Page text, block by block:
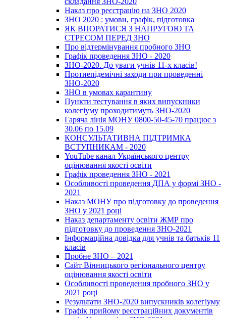
Наказ про реєстрацію на ЗНО 2020
ЗНО 2020 : умови, графік, підготовка
ЯК ВПОРАТИСЯ З НАПРУГОЮ ТА
СТРЕСОМ ПЕРЕД ЗНО
Про відтермінування пробного ЗНО
Графік проведення ЗНО - 2020
ЗНО-2020. До уваги учнів 11-х класів!
Протиепідемічні заходи при проведенні
ЗНО-2020
ЗНО в умовах карантину
Пункти тестування в яких випускники
колегіуму проходитимуть ЗНО-2020
Гаряча лінія МОНУ 0800-50-45-70 працює з
30.06 по 15.09
КОНСУЛЬТАТИВНА ПІДТРИМКА
ВСТУПНИКАМ - 2020
YouTube канал Українського центру
оцінювання якості освіти
Графік проведення ЗНО - 2021
Особливості проведення ДПА у формі ЗНО -
2021
Наказ МОНУ про підготовку до проведення
ЗНО у 2021 році
Наказ департаменту освіти ЖМР про
підготовку до проведення ЗНО-2021
Інформаційна довідка для учнів та батьків 11
класів
Пробне ЗНО – 2021
Сайт Вінницького регіонального центру
оцінювання якості освіти
Особливості проведення пробного ЗНО у
2021 році
Результати ЗНО-2020 випускників колегіуму
Графік прийому реєстраційних документів